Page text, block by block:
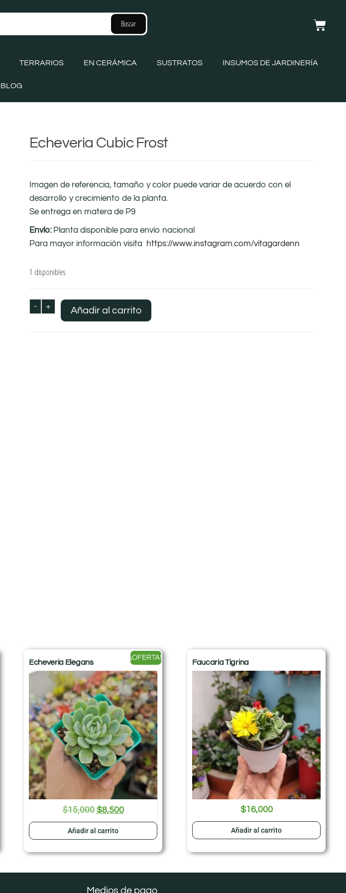
TERRARIOS EN CERÁMICA SUSTRATOS INSUMOS DE JARDINERÍA
BLOG
Echeveria Cubic Frost
Imagen de referencia, tamaño y color puede variar de acuerdo con el
desarrollo y crecimiento de la planta.
Se entrega en matera de P9
Envío: Planta disponible para envío nacional
Para mayor información visita
https://www.instagram.com/vitagardenn
1 disponibles
- + Añadir al carrito
Echeveria Elegans
¡OFERTA!
$15,000 $8,500
Añadir al carrito
Faucaria Tigrina
$16,000
Añadir al carrito
Medios de pago